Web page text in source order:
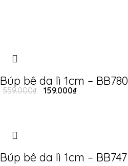
Búp bê da lì 1cm – BB780
559.000₫ 159.000₫
Búp bê da lì 1cm – BB747